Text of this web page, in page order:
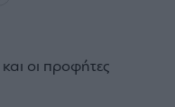
οι προφήτες